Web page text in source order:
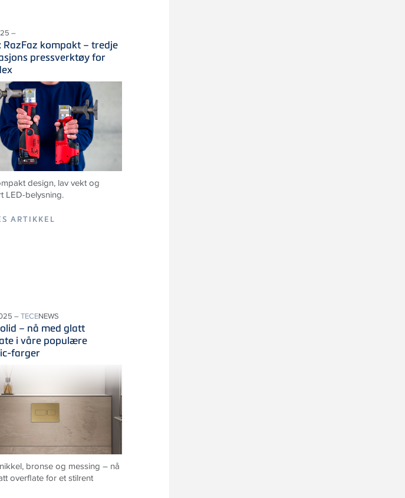
–
RazFaz kompakt – tredje
pressverktøy for
design, lav vekt og
LED-belysning.
ARTIKKEL
–TECENEWS
– nå med glatt
i våre populære
farger
bronse og messing – nå
overflate for et stilrent